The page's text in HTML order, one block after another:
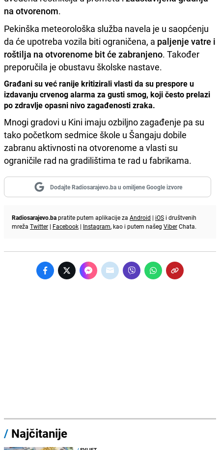
na otvorenom.
Pekinška meteorološka služba navela je u saopćenju
da će upotreba vozila biti ograničena, a paljenje vatre i
roštilja na otvorenome bit će zabranjeno. Također
preporučila je obustavu školske nastave.
Građani su već ranije kritizirali vlasti da su prespore u
izdavanju crvenog alarma za gusti smog, koji često prelazi
po zdravlje opasni nivo zagađenosti zraka.
Mnogi gradovi u Kini imaju ozbiljno zagađenje pa su
tako početkom sedmice škole u Šangaju dobile
zabranu aktivnosti na otvorenome a vlasti su
ograničile rad na gradilištima te rad u fabrikama.
Dodajte Radiosarajevo.ba u omiljene Google izvore
Radiosarajevo.bapratite putem aplikacije za Android | iOS i društvenih
mreža Twitter | Facebook | Instagram, kao i putem našeg ViberChata.
/ Najčitanije